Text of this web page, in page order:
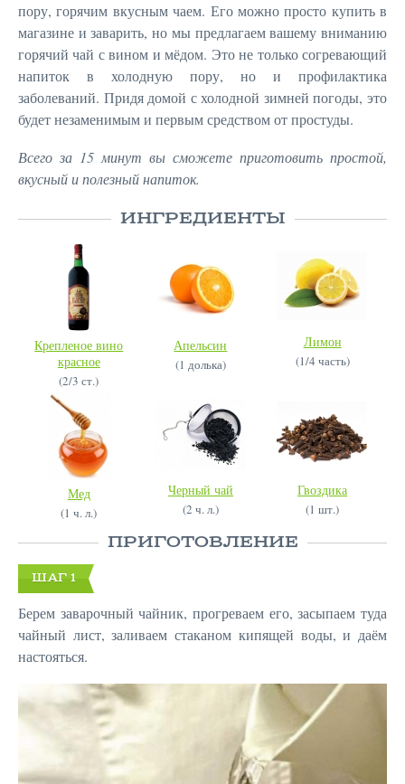
пору, горячим вкусным чаем. Его можно просто купить в
магазине и заварить, но мы предлагаем вашему вниманию
горячий чай с вином и мёдом. Это не только согревающий
напиток в холодную пору, но и профилактика
заболеваний. Придя домой с холодной зимней погоды, это
будет незаменимым и первым средством от простуды.
Всего за 15 минут вы сможете приготовить простой,
вкусный и полезный напиток.
ИНГРЕДИЕНТЫ
Крепленое вино
красное
(2/3 ст.)
Апельсин
(1 долька)
Лимон
(1/4 часть)
Мед
(1 ч. л.)
Черный чай
(2 ч. л.)
Гвоздика
(1 шт.)
ПРИГОТОВЛЕНИЕ
ШАГ 1
Берем заварочный чайник, прогреваем его, засыпаем туда
чайный лист, заливаем стаканом кипящей воды, и даём
настояться.